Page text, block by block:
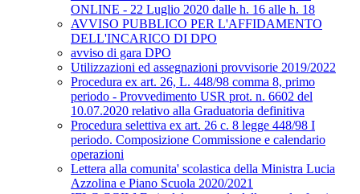
ONLINE - 22 Luglio 2020 dalle h. 16 alle h. 18
AVVISO PUBBLICO PER L'AFFIDAMENTO
DELL'INCARICO DI DPO
avviso di gara DPO
Utilizzazioni ed assegnazioni provvisorie 2019/2022
Procedura ex art. 26, L. 448/98 comma 8, primo
periodo - Provvedimento USR prot. n. 6602 del
10.07.2020 relativo alla Graduatoria definitiva
Procedura selettiva ex art. 26 c. 8 legge 448/98 I
periodo. Composizione Commissione e calendario
operazioni
Lettera alla comunita' scolastica della Ministra Lucia
Azzolina e Piano Scuola 2020/2021